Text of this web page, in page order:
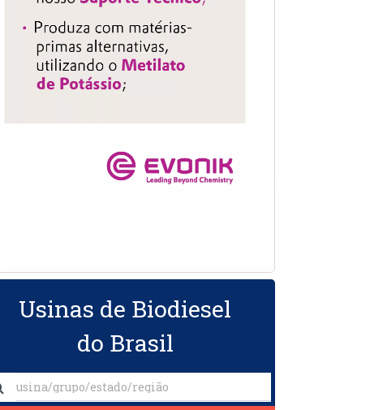
Usinas de Biodiesel
do Brasil